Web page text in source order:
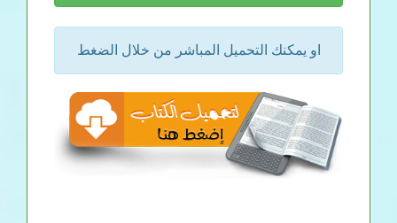
او يمكنك التحميل المباشر من خلال الضغط